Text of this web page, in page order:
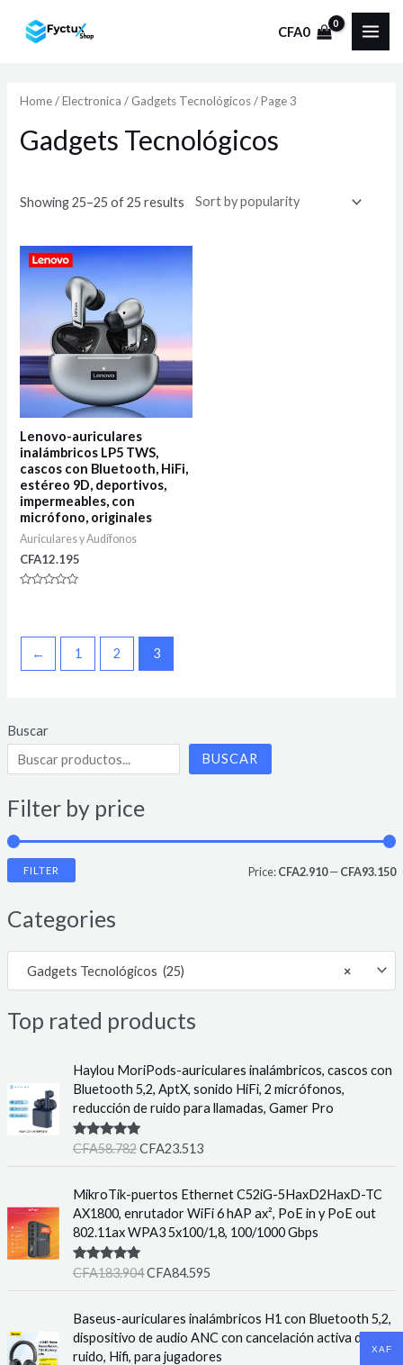
CFA0
Buscar
BUSCAR
Filter by price
pp
FILTER Price:CFA2.910—CFA93.150
Categories
×
Gadgets Tecnológicos (25)
Top rated products
Haylou MoriPods-auriculares inalámbricos, cascos con
Bluetooth 5,2, AptX, sonido HiFi, 2 micrófonos,
reducción de ruido para llamadas, Gamer Pro
Rated5.00
CFA58.782CFA23.513
MikroTik-puertos Ethernet C52iG-5HaxD2HaxD-TC
AX1800, enrutador WiFi 6 hAP ax², PoE in y PoE out
802.11ax WPA3 5x100/1,8, 100/1000 Gbps
Rated5.00
CFA183.904CFA84.595
Baseus-auriculares inalámbricos H1 con Bluetooth 5,2,
dispositivo de audio ANC con cancelación activa de
ruido, Hifi, para jugadores
Home/Electronica / Gadgets Tecnológicos/ Page 3
Gadgets Tecnológicos
Showing 25–25 of 25 results
Lenovo-auriculares
inalámbricos LP5 TWS,
cascos con Bluetooth, HiFi,
estéreo 9D, deportivos,
impermeables, con
micrófono, originales
Auriculares y Audífonos
CFA12.195
5
← 1 2 3
XAF